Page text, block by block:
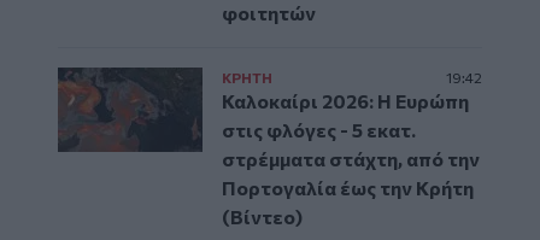
φοιτητών
ΚΡΗΤΗ 19:42
Καλοκαίρι 2026: Η Ευρώπη
στις φλόγες - 5 εκατ.
στρέμματα στάχτη, από την
Πορτογαλία έως την Κρήτη
(Βίντεο)